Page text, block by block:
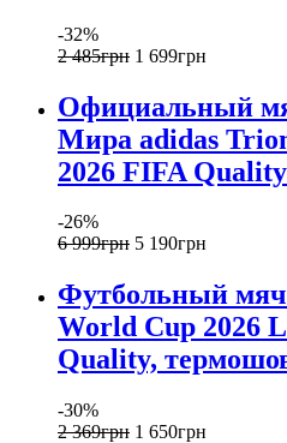
-32%
2 485грн 1 699грн
Официальный
Мира adidas
2026 FIFA
-26%
6 999грн 5 190грн
Футбольный
World Cup 2026
Quality,
-30%
2 369грн 1 650грн